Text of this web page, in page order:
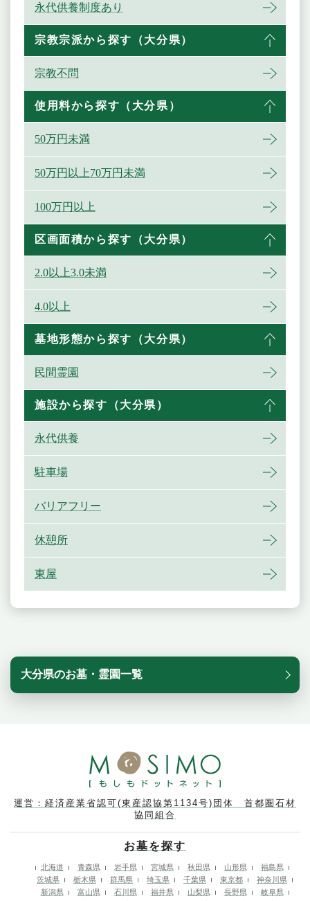
永代供養制度あり
宗教宗派から探す（大分県）
宗教不問
使用料から探す（大分県）
50万円未満
50万円以上70万円未満
100万円以上
区画面積から探す（大分県）
2.0以上3.0未満
4.0以上
墓地形態から探す（大分県）
民間霊園
施設から探す（大分県）
永代供養
駐車場
バリアフリー
休憩所
東屋
大分県のお墓・霊園一覧
運営：経済産業省認可(東産認協第1134号)団体 首都圏石材
協同組合
お墓を探す
北海道 青森県 岩手県 宮城県 秋田県 山形県
福島県
茨城県
栃木県 群馬県 埼玉県 千葉県 東京都
神奈川県
新潟県
富山県 石川県 福井県 山梨県 長野県
岐阜県